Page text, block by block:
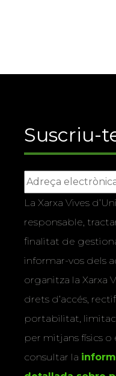
Suscriu-
La Xarxa Vives
responsable,
finalitat de
informar-vos dels
organitza la Xarxa
drets d’accés,
portabilitat,
per mitjans físics
consultar la